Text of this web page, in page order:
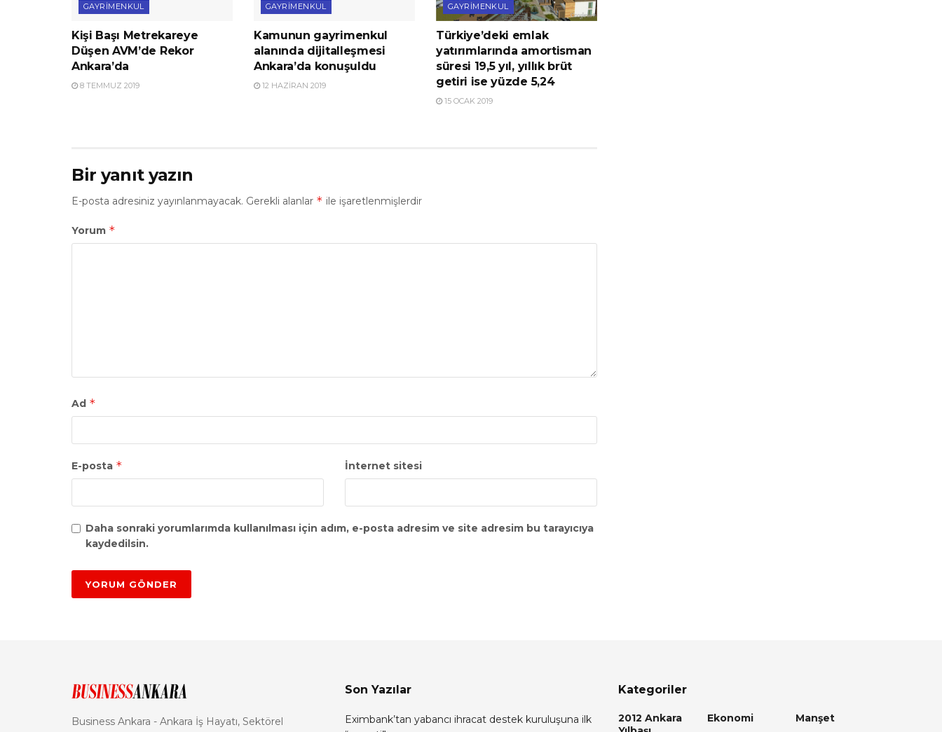
GAYRIMENKUL
Kişi Başı Metrekareye
Düşen AVM’de Rekor
Ankara’da
8 TEMMUZ 2019
GAYRIMENKUL
Kamunun gayrimenkul
alanında dijitalleşmesi
Ankara’da konuşuldu
12 HAZIRAN 2019
GAYRIMENKUL
Türkiye’deki emlak
yatırımlarında amortisman
süresi 19,5 yıl, yıllık brüt
getiri ise yüzde 5,24
15 OCAK 2019
Bir yanıt yazın
E-posta adresiniz yayınlanmayacak. Gerekli alanlar * ile işaretlenmişlerdir
Yorum *
Ad *
E-posta * İnternet sitesi
Daha sonraki yorumlarımda kullanılması için adım, e-posta adresim ve site adresim bu tarayıcıya
kaydedilsin.
Business Ankara - Ankara İş Hayatı, Sektörel
Son Yazılar
Eximbank’tan yabancı ihracat destek kuruluşuna ilk
Kategoriler
2012 Ankara
Ekonomi
Manşet